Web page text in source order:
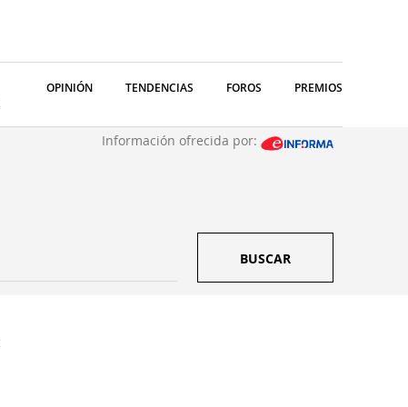
OPINIÓN TENDENCIAS FOROS PREMIOS
Información ofrecida por:
BUSCAR